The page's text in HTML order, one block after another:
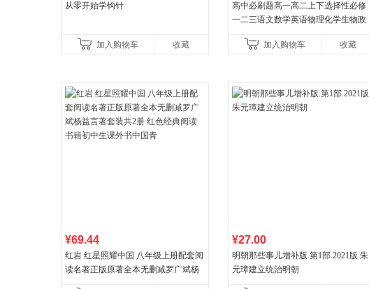
从零开始学钩针
加入购物车 收藏
高中必刷题高一高二上下选择性必修
一二三语文数学英语物理化学生物政
教辅资料加入购物车 收藏
¥69.44
红岩 红星照耀中国 八年级上册配套阅
读名著正版原著全本无删减罗广斌杨
¥27.00
明朝那些事儿增补版.第1部.2021版.朱
元璋建立统治明朝